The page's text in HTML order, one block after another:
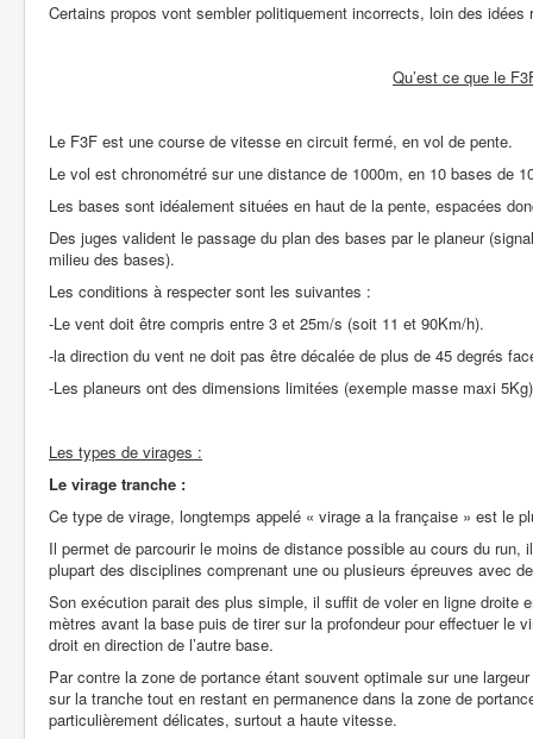
Certains propos vont sembler politiquement incorrects, loin des
Qu’est ce que le
Le F3F est une course de vitesse en circuit fermé, en vol de pente.
Le vol est chronométré sur une distance de 1000m, en 10 bases de
Les bases sont idéalement situées en haut de la pente, espacées
Des juges valident le passage du plan des bases par le planeur
milieu des bases).
Les conditions à respecter sont les suivantes :
-Le vent doit être compris entre 3 et 25m/s (soit 11 et 90Km/h).
-la direction du vent ne doit pas être décalée de plus de 45 degrés
-Les planeurs ont des dimensions limitées (exemple masse maxi 5Kg)
Les types de virages :
Le virage tranche :
Ce type de virage, longtemps appelé « virage a la française » est le
Il permet de parcourir le moins de distance possible au cours du run,
plupart des disciplines comprenant une ou plusieurs épreuves avec
Son exécution parait des plus simple, il suffit de voler en ligne droite
mètres avant la base puis de tirer sur la profondeur pour effectuer le
droit en direction de l’autre base.
Par contre la zone de portance étant souvent optimale sur une
sur la tranche tout en restant en permanence dans la zone de
particulièrement délicates, surtout a haute vitesse.